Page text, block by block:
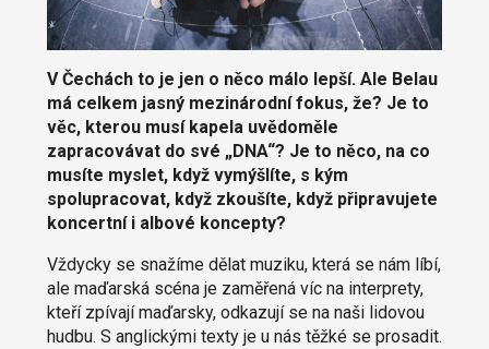
V Čechách to je jen o něco málo lepší. Ale Belau
má celkem jasný mezinárodní fokus, že? Je to
věc, kterou musí kapela uvědoměle
zapracovávat do své „DNA“? Je to něco, na co
musíte myslet, když vymýšlíte, s kým
spolupracovat, když zkoušíte, když připravujete
koncertní i albové koncepty?
Vždycky se snažíme dělat muziku, která se nám líbí,
ale maďarská scéna je zaměřená víc na interprety,
kteří zpívají maďarsky, odkazují se na naši lidovou
hudbu. S anglickými texty je u nás těžké se prosadit.